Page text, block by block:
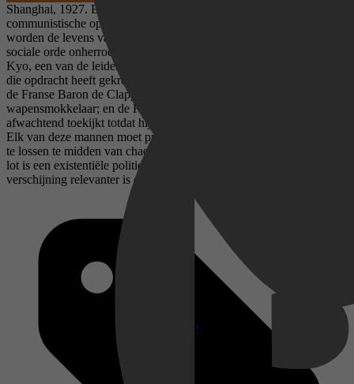
Disney+
Shanghai, 1927. Er broeit revolutie. Terwijl een prille
communistische opstand met bruut geweld wordt neergeslagen,
worden de levens van vier mensen die strijden voor een nieuwe
sociale orde onherroepelijk veranderd: de idealist en intellectueel
Kyo, een van de leiders van de opstand; de huurmoordenaar Ch’en,
die opdracht heeft gekregen om een zekere generaal te vermoorden;
de Franse Baron de Clappique, gokker, opiumhandelaar en
wapensmokkelaar; en de Russische revolutionair Katov, die
afwachtend toekijkt totdat hij zelf het ultieme offer moet brengen.
Elk van deze mannen moet proberen zijn persoonlijke conflicten op
te lossen te midden van chaos, complotten en verraad. Het menselijk
lot is een existentiële politieke thriller die bijna negentig jaar na
verschijning relevanter is dan ooit.